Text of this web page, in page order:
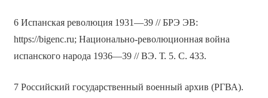
6 Испанская революция 1931—39 // БРЭ ЭВ:
https://bigenc.ru; Национально-революционная война
испанского народа 1936—39 // ВЭ. Т. 5. С. 433.
7 Российский государственный военный архив (РГВА).